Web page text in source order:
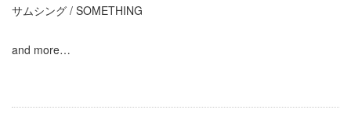
サムシング / SOMETHING
and more…